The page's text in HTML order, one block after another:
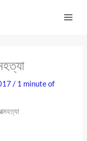
/ 1 minute of